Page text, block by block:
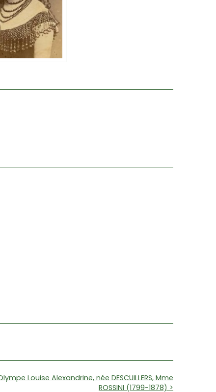
Olympe Louise Alexandrine, née DESCUILLERS, Mme
ROSSINI (1799-1878) >